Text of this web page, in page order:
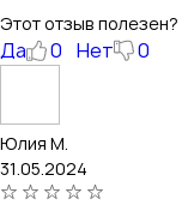
Этот отзыв полезен?
Да 0 Нет 0
Юлия М.
31.05.2024